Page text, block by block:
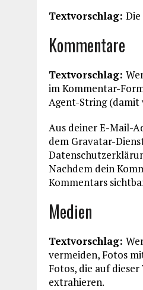
Textvorschlag:
Kommentare
Textvorschlag:
im Kommentar-
Agent-String (damit
Aus deiner E-Mail-
dem Gravatar-
Nachdem dein
Kommentars
Medien
Textvorschlag:
vermeiden, Fotos
Fotos, die auf
extrahieren.